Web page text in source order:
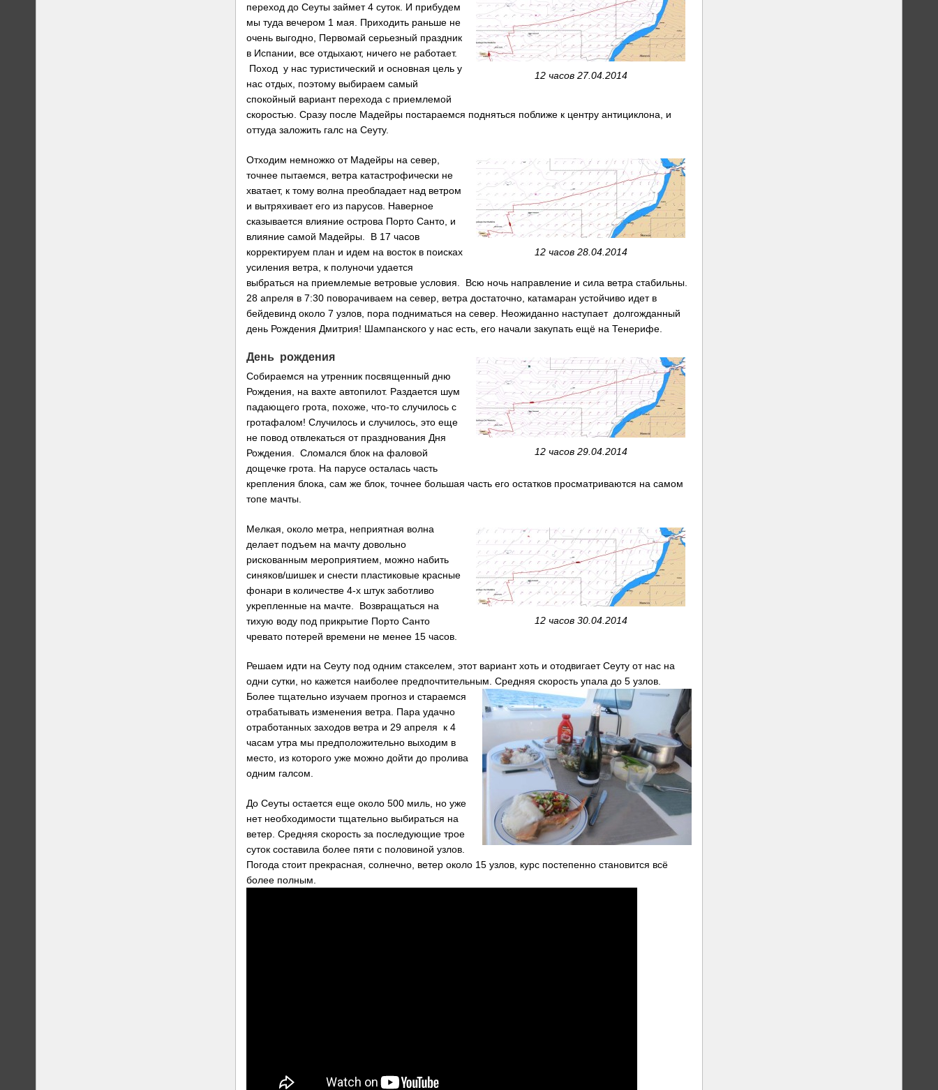
12 часов 27.04.2014
переход до Сеуты займет 4 суток. И прибудем
мы туда вечером 1 мая. Приходить раньше не
очень выгодно, Первомай серьезный праздник
в Испании, все отдыхают, ничего не работает.
Поход у нас туристический и основная цель у
нас отдых, поэтому выбираем самый
спокойный вариант перехода с приемлемой
скоростью. Сразу после Мадейры постараемся подняться поближе к центру антициклона, и
оттуда заложить галс на Сеуту.
12 часов 28.04.2014
Отходим немножко от Мадейры на север,
точнее пытаемся, ветра катастрофически не
хватает, к тому волна преобладает над ветром
и вытряхивает его из парусов. Наверное
сказывается влияние острова Порто Санто, и
влияние самой Мадейры. В 17 часов
корректируем план и идем на восток в поисках
усиления ветра, к полуночи удается
выбраться на приемлемые ветровые условия. Всю ночь направление и сила ветра стабильны.
28 апреля в 7:30 поворачиваем на север, ветра достаточно, катамаран устойчиво идет в
бейдевинд около 7 узлов, пора подниматься на север. Неожиданно наступает долгожданный
день Рождения Дмитрия! Шампанского у нас есть, его начали закупать ещё на Тенерифе.
12 часов 29.04.2014
День рождения
Собираемся на утренник посвященный дню
Рождения, на вахте автопилот. Раздается шум
падающего грота, похоже, что-то случилось с
гротафалом! Случилось и случилось, это еще
не повод отвлекаться от празднования Дня
Рождения. Сломался блок на фаловой
дощечке грота. На парусе осталась часть
крепления блока, сам же блок, точнее большая часть его остатков просматриваются на самом
топе мачты.
12 часов 30.04.2014
Мелкая, около метра, неприятная волна
делает подъем на мачту довольно
рискованным мероприятием, можно набить
синяков/шишек и снести пластиковые красные
фонари в количестве 4-х штук заботливо
укрепленные на мачте. Возвращаться на
тихую воду под прикрытие Порто Санто
чревато потерей времени не менее 15 часов.
Решаем идти на Сеуту под одним стакселем, этот вариант хоть и отодвигает Сеуту от нас на
одни сутки, но кажется наиболее предпочтительным. Средняя скорость упала до 5 узлов.
Более тщательно изучаем прогноз и стараемся
отрабатывать изменения ветра. Пара удачно
отработанных заходов ветра и 29 апреля к 4
часам утра мы предположительно выходим в
место, из которого уже можно дойти до пролива
одним галсом.
До Сеуты остается еще около 500 миль, но уже
нет необходимости тщательно выбираться на
ветер. Средняя скорость за последующие трое
суток составила более пяти с половиной узлов.
Погода стоит прекрасная, солнечно, ветер около 15 узлов, курс постепенно становится всё
более полным.